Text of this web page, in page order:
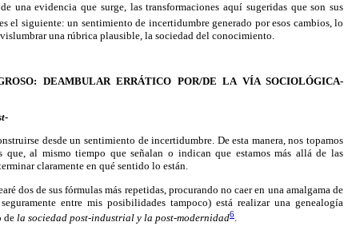
una evidencia que surge, las transformaciones aquí sugeridas que son sus
el siguiente: un sentimiento de incertidumbre generado por esos cambios, lo
una rúbrica plausible, la sociedad del conocimiento.
DEAMBULAR ERRÁTICO POR/DE LA VÍA SOCIOLÓGICA-
desde un sentimiento de incertidumbre. De esta manera, nos topamos
que, al mismo tiempo que señalan o indican que estamos más allá de las
claramente en qué sentido lo están.
dos de sus fórmulas más repetidas, procurando no caer en una amalgama de
entre mis posibilidades tampoco) está realizar una genealogía
de la sociedad post-industrial y la post-modernidad6